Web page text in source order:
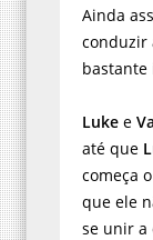
Ainda
conduzir
bastante
Luke e
até que
começa
que ele
se unir a